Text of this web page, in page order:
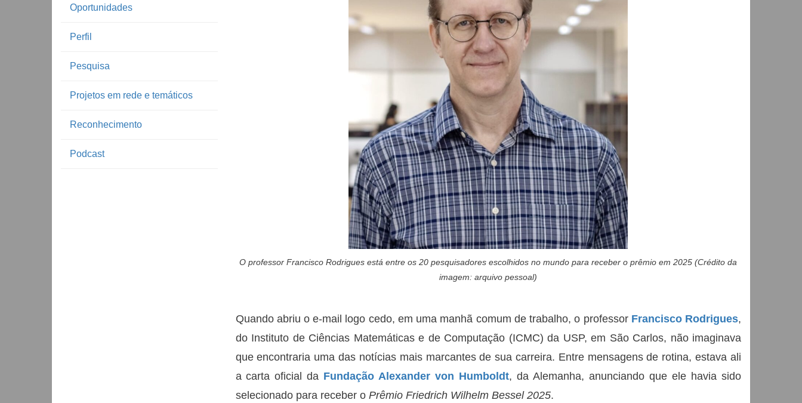
Oportunidades
Perfil
Pesquisa
Projetos em rede e temáticos
Reconhecimento
Podcast
O professor Francisco Rodrigues está entre os 20 pesquisadores escolhidos no mundo para receber o prêmio em 2025 (Crédito da
imagem: arquivo pessoal)
Quando abriu o e-mail logo cedo, em uma manhã comum de trabalho, o professor Francisco Rodrigues,
do Instituto de Ciências Matemáticas e de Computação (ICMC) da USP, em São Carlos, não imaginava
que encontraria uma das notícias mais marcantes de sua carreira. Entre mensagens de rotina, estava ali
a carta oficial da Fundação Alexander von Humboldt, da Alemanha, anunciando que ele havia sido
selecionado para receber o Prêmio Friedrich Wilhelm Bessel 2025.